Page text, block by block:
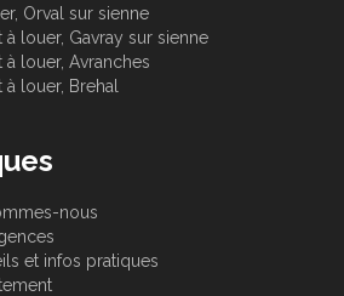
Orval sur sienne
louer, Gavray sur sienne
louer, Avranches
louer, Brehal
nous
et infos pratiques